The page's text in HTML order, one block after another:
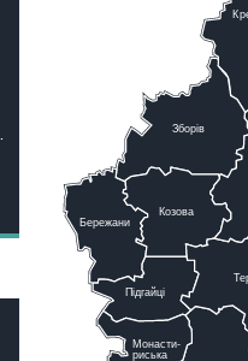
К
Козова
Бережани
Підгайці
Зборів
Монасти-
риська